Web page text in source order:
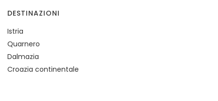
DESTINAZIONI
Istria
Quarnero
Dalmazia
Croazia continentale